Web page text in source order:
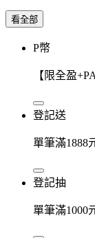
看全部
P幣
【限全盈
登記送
單筆滿1888
登記抽
單筆滿1000